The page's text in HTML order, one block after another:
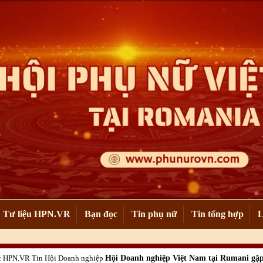
Tư liệu HPN.VR Bạn đọc Tin phụ nữ Tin tổng hợp
HPN.VR Tin Hội Doanh nghiệp Hội Doanh nghiệp Việt Nam tại Rumani